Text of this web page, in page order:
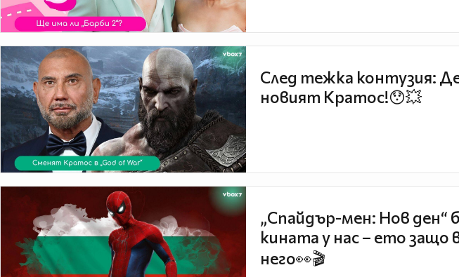
След тежка контузия:
новият Кратос!😯💥
„Спайдър-мен: Нов ден“
кината у нас – ето защо
него👀🎬